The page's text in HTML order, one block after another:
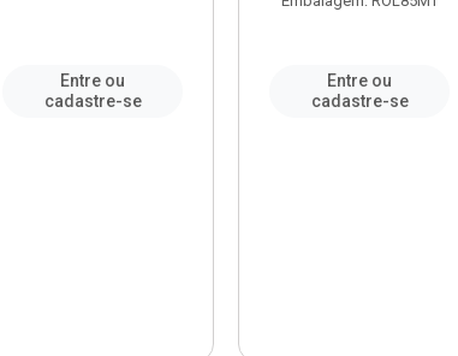
Entre ou
cadastre-se
Entre ou
cadastre-se